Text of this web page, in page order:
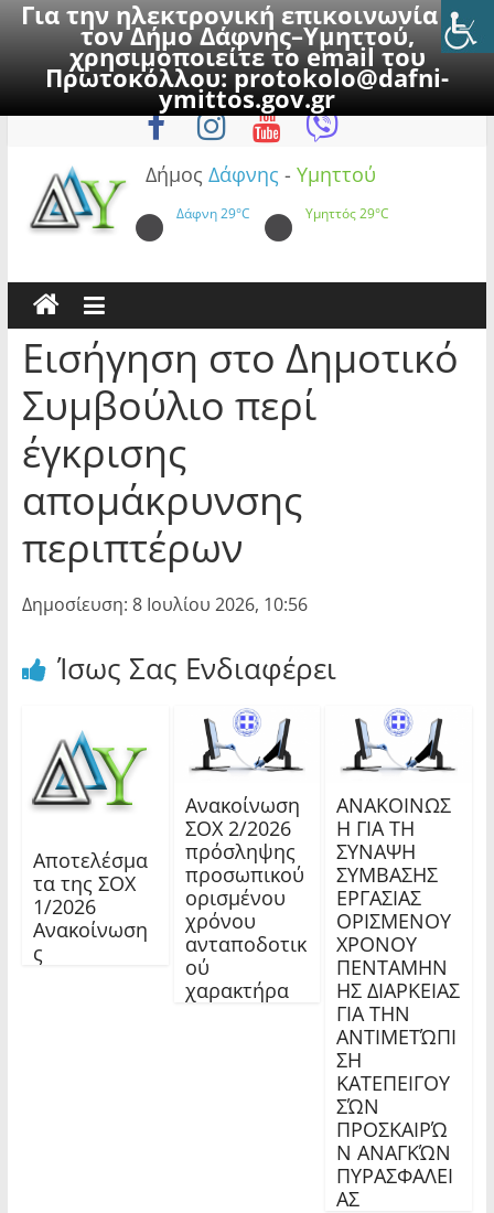
Για την ηλεκτρονική επικοινωνία με
τον Δήμο Δάφνης–Υμηττού,
χρησιμοποιείτε το email του
Πρωτοκόλλου:protokolo@dafni-
ymittos.gov.gr
to
Παρασκευή, 7 Αυγούστου 2026
Δήμος Δάφνης - Υμηττού
Δάφνη29°C Υμηττός29°C
Εισήγηση στο Δημοτικό
Συμβούλιο περί
έγκρισης
απομάκρυνσης
περιπτέρων
Δημοσίευση: 8 Ιουλίου 2026, 10:56
Ίσως Σας Ενδιαφέρει
Αποτελέσμα
τα της ΣΟΧ
1/2026
Ανακοίνωση
ς
Ανακοίνωση
ΣΟΧ 2/2026
πρόσληψης
προσωπικού
ορισμένου
χρόνου
ανταποδοτικ
ού
χαρακτήρα
ΑΝΑΚΟΙΝΩΣ
Η ΓΙΑ ΤΗ
ΣΥΝΑΨΗ
ΣΥΜΒΑΣΗΣ
ΕΡΓΑΣΙΑΣ
ΟΡΙΣΜΕΝΟΥ
ΧΡΟΝΟΥ
ΠΕΝΤΑΜΗΝ
ΗΣ ΔΙΑΡΚΕΙΑΣ
ΓΙΑ ΤΗΝ
ΑΝΤΙΜΕΤΏΠΙ
ΣΗ
ΚΑΤΕΠΕΙΓΟΥ
ΣΏΝ
ΠΡΟΣΚΑΙΡΏ
Ν ΑΝΑΓΚΏΝ
ΠΥΡΑΣΦΑΛΕΙ
ΑΣ